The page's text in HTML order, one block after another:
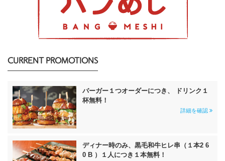
CURRENT PROMOTIONS
バーガー１つオーダーにつき、 ドリンク１
杯無料！
詳細を確認
ディナー時のみ、黒毛和牛ヒレ串（１本2 6
0 B ）１人につき１本無料！